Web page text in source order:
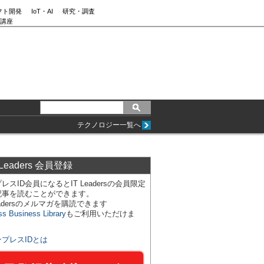
ト開発 IoT・AI
研究・調査
座
テクノロジー一覧へ
会員登録
スID会員になるとIT Leadersの会員限定
を読むことができます。
のメルマガを購読できます
Business Libraryもご利用いただけま
プレスIDとは